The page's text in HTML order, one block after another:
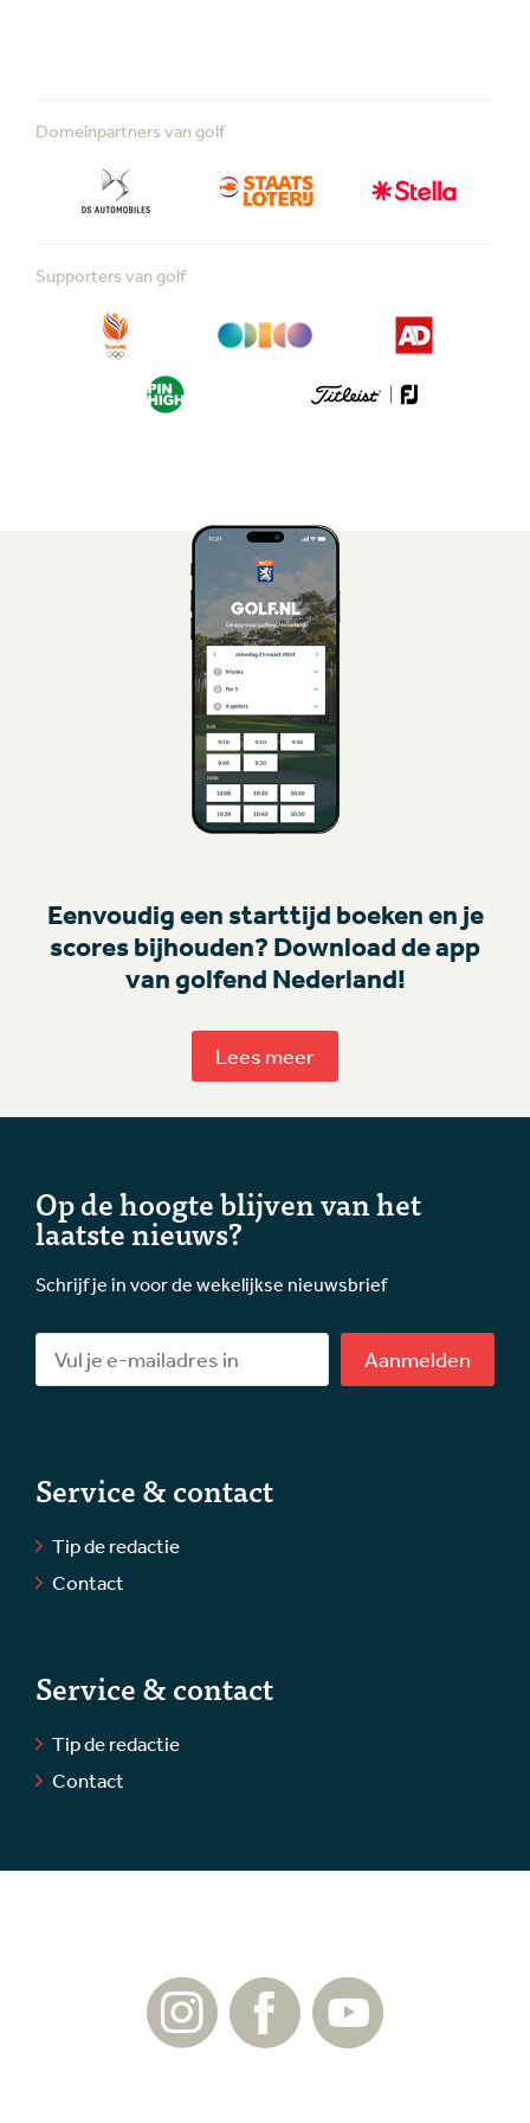
Domeinpartners van golf
Supporters van golf
Eenvoudig een starttijd boeken en je
scores bijhouden? Download de app
van golfend Nederland!
Lees meer
Op de hoogte blijven van het
laatste nieuws?
Schrijf je in voor de wekelijkse nieuwsbrief
Aanmelden
Service & contact
Tip de redactie
Contact
Service & contact
Tip de redactie
Contact